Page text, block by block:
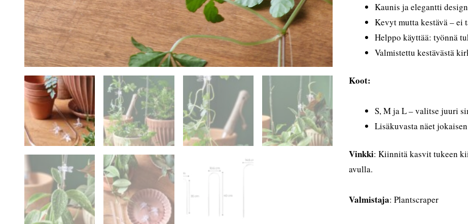
Kaunis ja elegantti
Kevyt mutta kestävä – ei
Helppo käyttää: työnnä
Valmistettu kestävästä
Koot:
S, M ja L – valitse juuri
Lisäkuvasta näet
Vinkki: Kiinnitä kasvit tukeen
avulla.
Valmistaja: Plantscraper